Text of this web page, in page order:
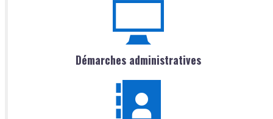
Démarches administratives